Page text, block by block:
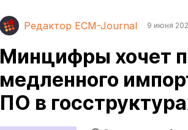
Редактор ECM-Journal 9 июня
Минцифры хочет
медленного
ПО в